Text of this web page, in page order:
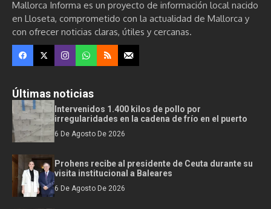
Mallorca Informa es un proyecto de información local nacido
en Lloseta, comprometido con la actualidad de Mallorca y
con ofrecer noticias claras, útiles y cercanas.
Últimas noticias
Intervenidos 1.400 kilos de pollo por
irregularidades en la cadena de frío en el puerto
6 De Agosto De 2026
Prohens recibe al presidente de Ceuta durante su
visita institucional a Baleares
6 De Agosto De 2026